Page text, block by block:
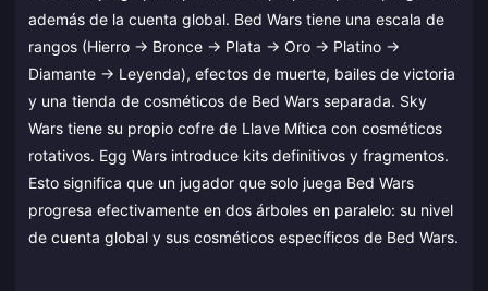
además de la cuenta global. Bed Wars tiene una escala de
rangos (Hierro → Bronce → Plata → Oro → Platino →
Diamante → Leyenda), efectos de muerte, bailes de victoria
y una tienda de cosméticos de Bed Wars separada. Sky
Wars tiene su propio cofre de Llave Mítica con cosméticos
rotativos. Egg Wars introduce kits definitivos y fragmentos.
Esto significa que un jugador que solo juega Bed Wars
progresa efectivamente en dos árboles en paralelo: su nivel
de cuenta global y sus cosméticos específicos de Bed Wars.